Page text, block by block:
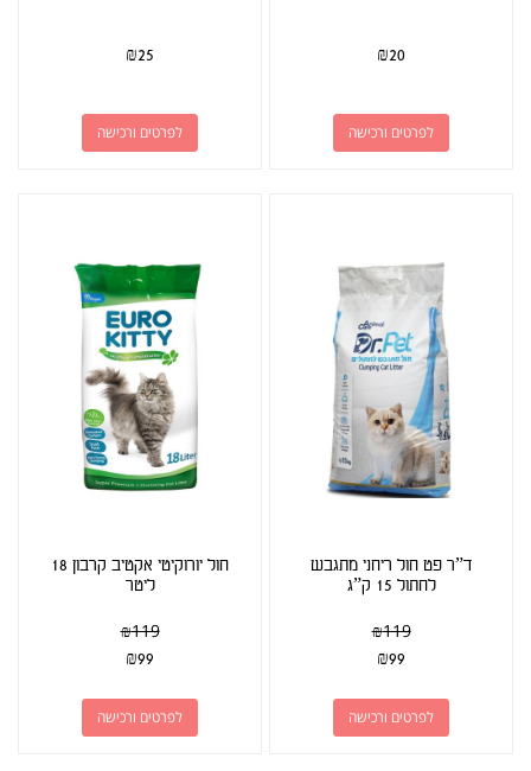
₪20
לפרטים ורכישה
₪25
לפרטים ורכישה
ד”ר פט חול ריחני מתגבש
לחתול 15 ק”ג
₪119
₪99
לפרטים ורכישה
חול יורוקיטי אקטיב קרבון 18
ליטר
₪119
₪99
לפרטים ורכישה